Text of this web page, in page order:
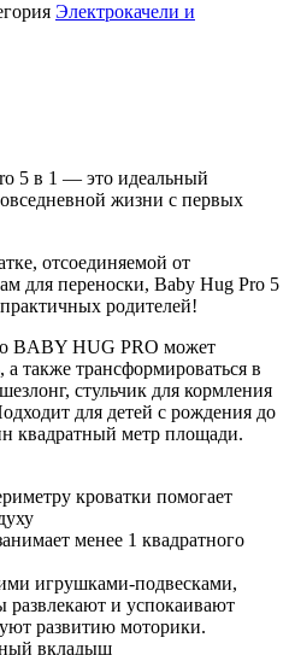
Электрокачели и
5 в 1 — это идеальный
жизни с первых
отсоединяемой от
для переноски, Baby Hug Pro 5
родителей!
BABY HUG PRO может
а также трансформироваться в
стульчик для кормления
для детей с рождения до
квадратный метр площади.
кроватки помогает
менее 1 квадратного
игрушками-подвесками,
развлекают и успокаивают
развитию моторики.
вкладыш